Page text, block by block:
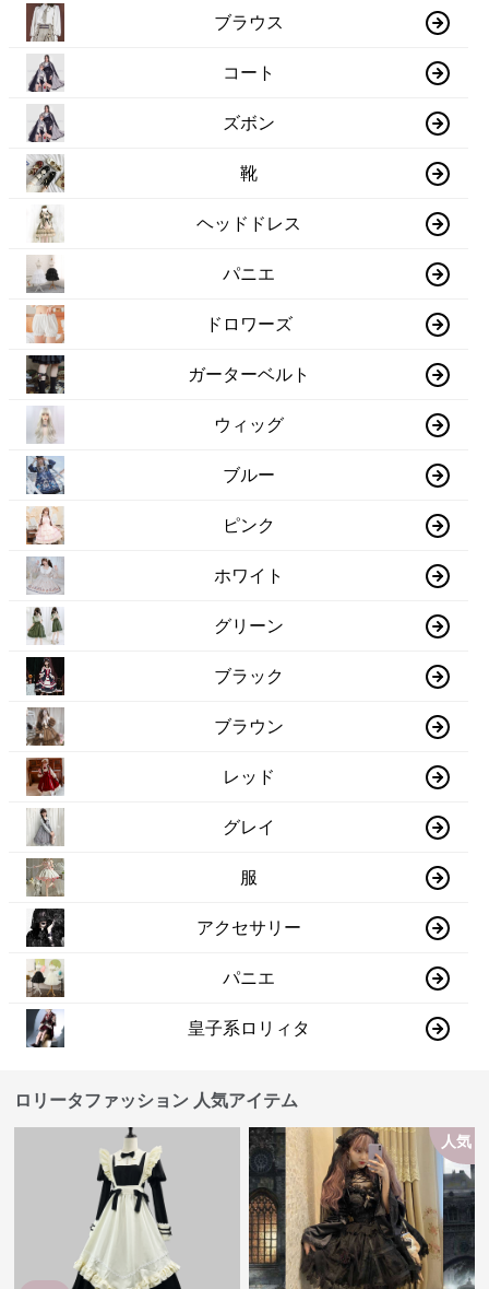
ブラウス
コート
ズボン
靴
ヘッドドレス
パニエ
ドロワーズ
ガーターベルト
ウィッグ
ブルー
ピンク
ホワイト
グリーン
ブラック
ブラウン
レッド
グレイ
服
アクセサリー
パニエ
皇子系ロリィタ
ロリータファッション 人気アイテム
人気